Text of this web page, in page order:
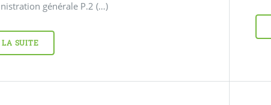
générale P.2 (…)
LA SUITE